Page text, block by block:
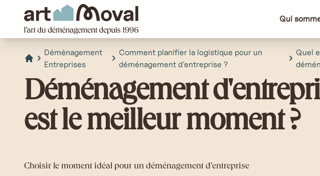
art Moval
Qui
Accueil
Déménagement
Entreprises
Comment planifier la logistique pour un
déménagement d'entreprise ?
Quel
Déménagement
est le meilleur moment ?
Choisir le moment idéal pour un déménagement d'entreprise